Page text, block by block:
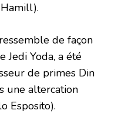
de façon
Jedi Yoda, a été
de primes Din
une altercation
Esposito).